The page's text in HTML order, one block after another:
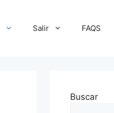
Salir FAQS
Buscar